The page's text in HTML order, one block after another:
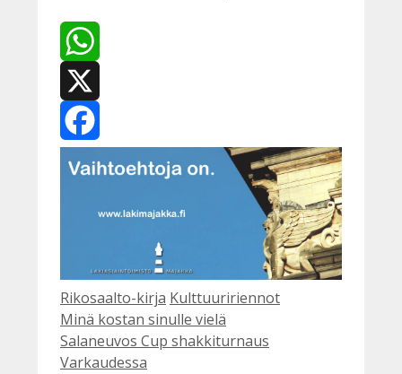
WhatsApp
X
Facebook
Kategoriat
Rikosaalto-kirja Avainsanat
Kulttuuririennot
Minä kostan sinulle vielä
Salaneuvos Cup shakkiturnaus
Varkaudessa